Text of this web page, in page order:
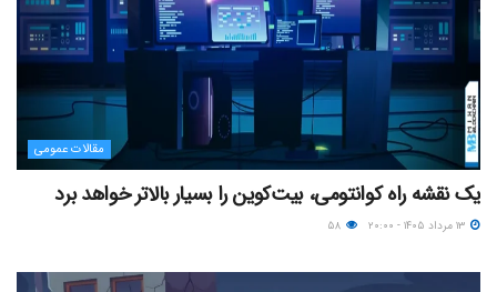
مقالات عمومی
یک نقشه راه کوانتومی، بیت‌کوین را بسیار بالاتر خواهد برد